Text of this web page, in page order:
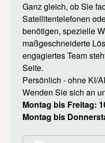
Ganz gleich, ob Sie
Satellitentelefonen
benötigen, spezielle
maßgeschneiderte
engagiertes Team
Seite.
Persönlich - ohne KI/AI
Wenden Sie sich an
Montag bis Freitag:
Montag bis